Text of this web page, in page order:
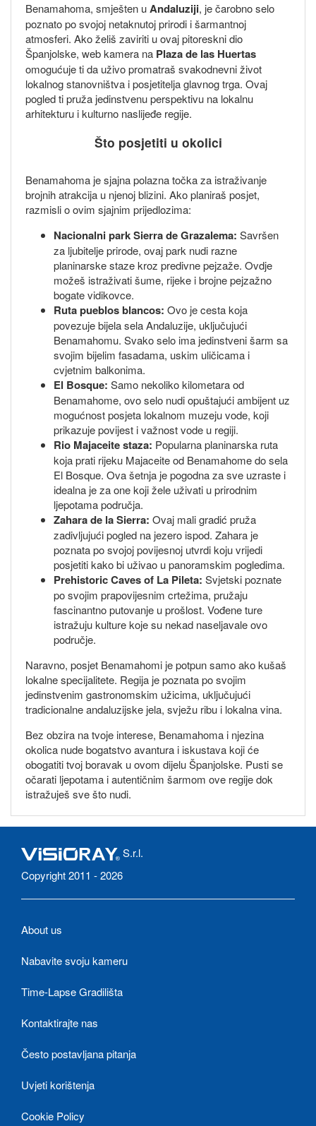
Benamahoma, smješten uAndaluziji, je čarobno selo
poznato po svojoj netaknutoj prirodi i šarmantnoj
atmosferi. Ako želiš zaviriti u ovaj pitoreskni dio
Španjolske, web kamera na Plaza de las Huertas
omogućuje ti da uživo promatraš svakodnevni život
lokalnog stanovništva i posjetitelja glavnog trga. Ovaj
pogled ti pruža jedinstvenu perspektivu na lokalnu
arhitekturu i kulturno naslijeđe regije.
Što posjetiti u okolici
Benamahoma je sjajna polazna točka za istraživanje
brojnih atrakcija u njenoj blizini. Ako planiraš posjet,
razmisli o ovim sjajnim prijedlozima:
Nacionalni park Sierra de Grazalema: Savršen
za ljubitelje prirode, ovaj park nudi razne
planinarske staze kroz predivne pejzaže. Ovdje
možeš istraživati šume, rijeke i brojne pejzažno
bogate vidikovce.
Ruta pueblos blancos: Ovo je cesta koja
povezuje bijela sela Andaluzije, uključujući
Benamahomu. Svako selo ima jedinstveni šarm sa
svojim bijelim fasadama, uskim uličicama i
cvjetnim balkonima.
El Bosque: Samo nekoliko kilometara od
Benamahome, ovo selo nudi opuštajući ambijent uz
mogućnost posjeta lokalnom muzeju vode, koji
prikazuje povijest i važnost vode u regiji.
Rio Majaceite staza: Popularna planinarska ruta
koja prati rijeku Majaceite od Benamahome do sela
El Bosque. Ova šetnja je pogodna za sve uzraste i
idealna je za one koji žele uživati u prirodnim
ljepotama područja.
Zahara de la Sierra: Ovaj mali gradić pruža
zadivljujući pogled na jezero ispod. Zahara je
poznata po svojoj povijesnoj utvrdi koju vrijedi
posjetiti kako bi uživao u panoramskim pogledima.
Prehistoric Caves of La Pileta: Svjetski poznate
po svojim prapovijesnim crtežima, pružaju
fascinantno putovanje u prošlost. Vođene ture
istražuju kulture koje su nekad naseljavale ovo
područje.
Naravno, posjet Benamahomi je potpun samo ako kušaš
lokalne specijalitete. Regija je poznata po svojim
jedinstvenim gastronomskim užicima, uključujući
tradicionalne andaluzijske jela, svježu ribu i lokalna vina.
Bez obzira na tvoje interese, Benamahoma i njezina
okolica nude bogatstvo avantura i iskustava koji će
obogatiti tvoj boravak u ovom dijelu Španjolske. Pusti se
očarati ljepotama i autentičnim šarmom ove regije dok
istražuješ sve što nudi.
S.r.l.
Copyright 2011 - 2026
About us
Nabavite svoju kameru
Time-Lapse Gradilišta
Kontaktirajte nas
Često postavljana pitanja
Uvjeti korištenja
Cookie Policy